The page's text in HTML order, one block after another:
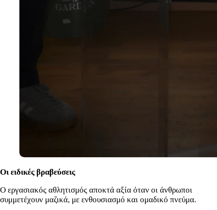
Οι ειδικές βραβεύσεις
Ο εργασιακός αθλητισμός αποκτά αξία όταν οι άνθρωποι
συμμετέχουν μαζικά, με ενθουσιασμό και ομαδικό πνεύμα.